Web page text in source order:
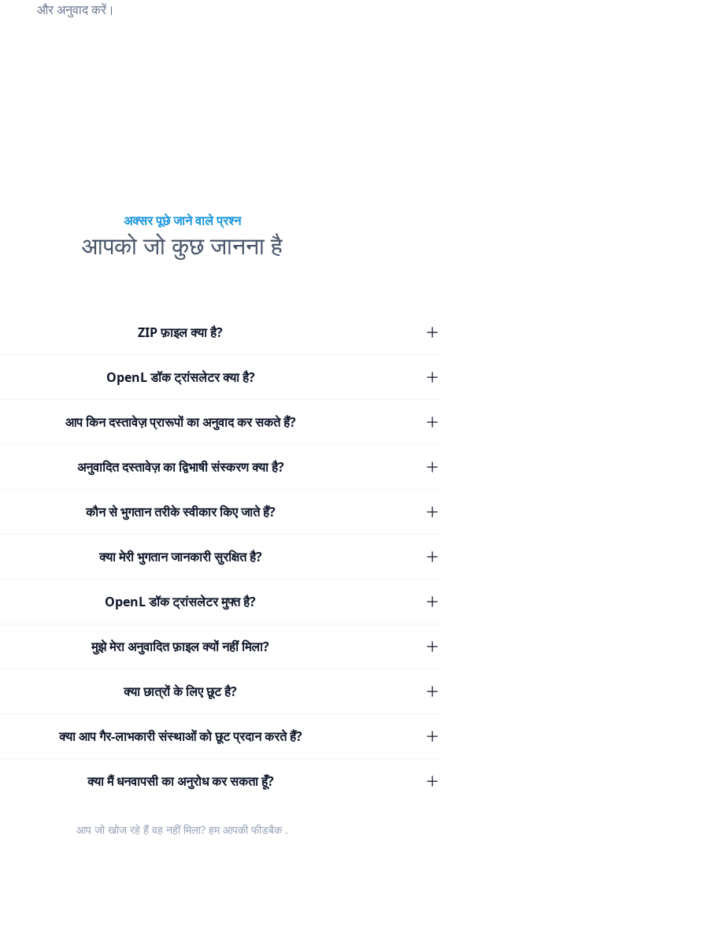
और अनुवाद करें।
अक्सर पूछे जाने वाले प्रश्न
आपको जो कुछ जानना है
ZIP फ़ाइल क्या है?
OpenL डॉक ट्रांसलेटर क्या है?
आप किन दस्तावेज़ प्रारूपों का अनुवाद कर सकते हैं?
अनुवादित दस्तावेज़ का द्विभाषी संस्करण क्या है?
कौन से भुगतान तरीके स्वीकार किए जाते हैं?
क्या मेरी भुगतान जानकारी सुरक्षित है?
OpenL डॉक ट्रांसलेटर मुफ्त है?
मुझे मेरा अनुवादित फ़ाइल क्यों नहीं मिला?
क्या छात्रों के लिए छूट है?
क्या आप गैर-लाभकारी संस्थाओं को छूट प्रदान करते हैं?
क्या मैं धनवापसी का अनुरोध कर सकता हूँ?
आप जो खोज रहे हैं वह नहीं मिला? हम आपकी फीडबैक.